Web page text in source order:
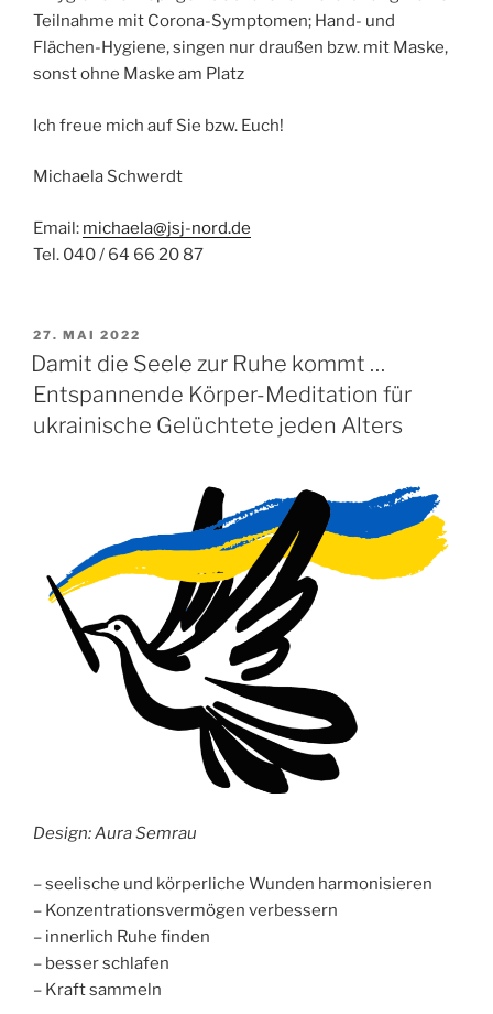
Teilnahme mit Corona-Symptomen; Hand- und
Flächen-Hygiene, singen nur draußen bzw. mit Maske,
sonst ohne Maske am Platz
Ich freue mich auf Sie bzw. Euch!
Michaela Schwerdt
Email: michaela@jsj-nord.de
Tel. 040 / 64 66 20 87
VERÖFFENTLICHT
AM
27. MAI 2022
Damit die Seele zur Ruhe kommt …
Entspannende Körper-Meditation für
ukrainische Gelüchtete jeden Alters
Design: Aura Semrau
– seelische und körperliche Wunden harmonisieren
– Konzentrationsvermögen verbessern
– innerlich Ruhe finden
– besser schlafen
– Kraft sammeln